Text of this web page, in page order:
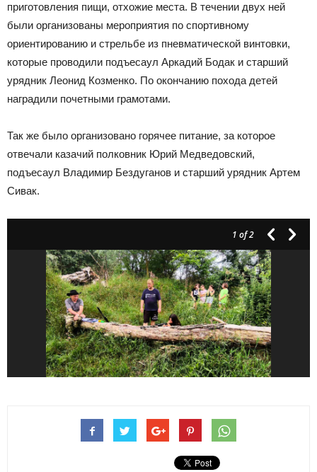
приготовления пищи, отхожие места. В течении двух ней
были организованы мероприятия по спортивному
ориентированию и стрельбе из пневматической винтовки,
которые проводили подъесаул Аркадий Бодак и старший
урядник Леонид Козменко. По окончанию похода детей
наградили почетными грамотами.
Так же было организовано горячее питание, за которое
отвечали казачий полковник Юрий Медведовский,
подъесаул Владимир Бездуганов и старший урядник Артем
Сивак.
1 of 2